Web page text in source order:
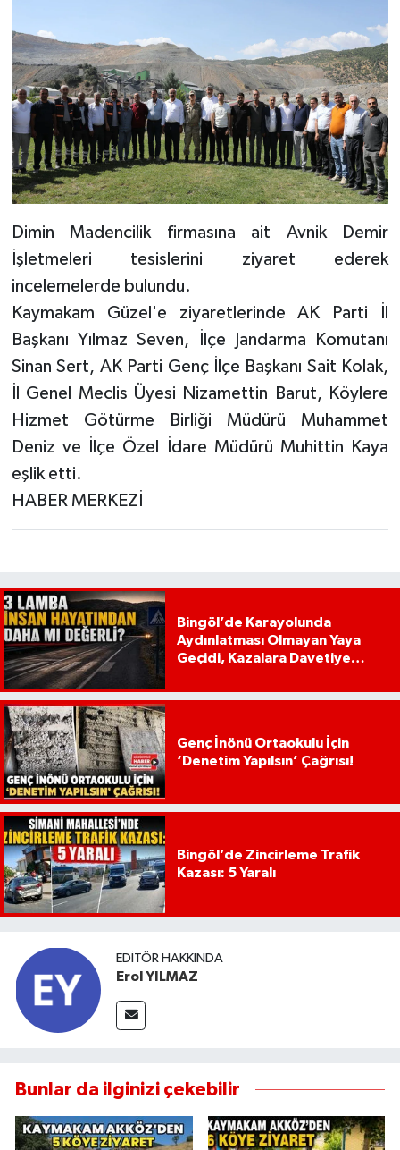
Dimin Madencilik firmasına ait Avnik Demir
İşletmeleri tesislerini ziyaret ederek
incelemelerde bulundu.
Kaymakam Güzel'e ziyaretlerinde AK Parti İl
Başkanı Yılmaz Seven, İlçe Jandarma Komutanı
Sinan Sert, AK Parti Genç İlçe Başkanı Sait Kolak,
İl Genel Meclis Üyesi Nizamettin Barut, Köylere
Hizmet Götürme Birliği Müdürü Muhammet
Deniz ve İlçe Özel İdare Müdürü Muhittin Kaya
eşlik etti.
HABER MERKEZİ
Bingöl’de Karayolunda
Aydınlatması Olmayan Yaya
Geçidi, Kazalara Davetiye
Genç İnönü Ortaokulu İçin
‘Denetim Yapılsın’ Çağrısı!
Bingöl’de Zincirleme Trafik
Kazası: 5 Yaralı
EDITÖR HAKKINDA
Erol YILMAZ
Bunlar da ilginizi çekebilir